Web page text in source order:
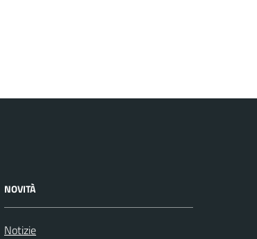
NOVITÀ
Notizie